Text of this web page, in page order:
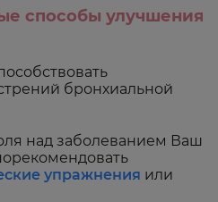
способы улучшения
бронхиальной
над заболеванием Ваш
упражнения или